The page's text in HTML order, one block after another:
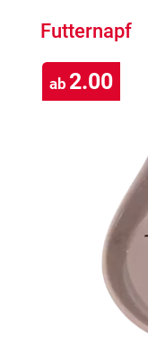
Futternapf
ab 2.00